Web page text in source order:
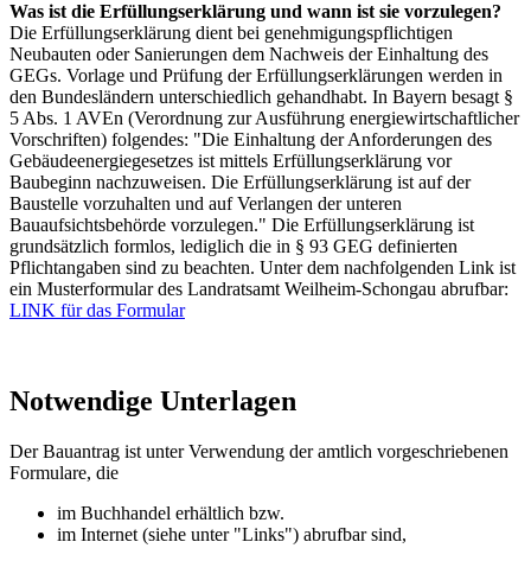
Was ist die Erfüllungserklärung und wann ist sie vorzulegen?
Die Erfüllungserklärung dient bei genehmigungspflichtigen
Neubauten oder Sanierungen dem Nachweis der Einhaltung des
GEGs. Vorlage und Prüfung der Erfüllungserklärungen werden in
den Bundesländern unterschiedlich gehandhabt. In Bayern besagt §
5 Abs. 1 AVEn (Verordnung zur Ausführung energiewirtschaftlicher
Vorschriften) folgendes: "Die Einhaltung der Anforderungen des
Gebäudeenergiegesetzes ist mittels Erfüllungserklärung vor
Baubeginn nachzuweisen. Die Erfüllungserklärung ist auf der
Baustelle vorzuhalten und auf Verlangen der unteren
Bauaufsichtsbehörde vorzulegen." Die Erfüllungserklärung ist
grundsätzlich formlos, lediglich die in § 93 GEG definierten
Pflichtangaben sind zu beachten. Unter dem nachfolgenden Link ist
ein Musterformular des Landratsamt Weilheim-Schongau abrufbar:
LINK für das Formular
Notwendige Unterlagen
Der Bauantrag ist unter Verwendung der amtlich vorgeschriebenen
Formulare, die
im Buchhandel erhältlich bzw.
im Internet (siehe unter "Links") abrufbar sind,